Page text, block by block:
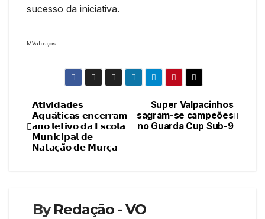
sucesso da iniciativa.
MValpaços
Navegação
de
artigos
Super Valpacinhos
sagram-se campeões
no Guarda Cup Sub-9
𝗔𝘁𝗶𝘃𝗶𝗱𝗮𝗱𝗲𝘀
𝗔𝗾𝘂𝗮́𝘁𝗶𝗰𝗮𝘀 𝗲𝗻𝗰𝗲𝗿𝗿𝗮𝗺
𝗮𝗻𝗼 𝗹𝗲𝘁𝗶𝘃𝗼 𝗱𝗮 𝗘𝘀𝗰𝗼𝗹𝗮
𝗠𝘂𝗻𝗶𝗰𝗶𝗽𝗮𝗹 𝗱𝗲
𝗡𝗮𝘁𝗮𝗰̧𝗮̃𝗼 𝗱𝗲 𝗠𝘂𝗿𝗰̧𝗮
ByRedação - VO